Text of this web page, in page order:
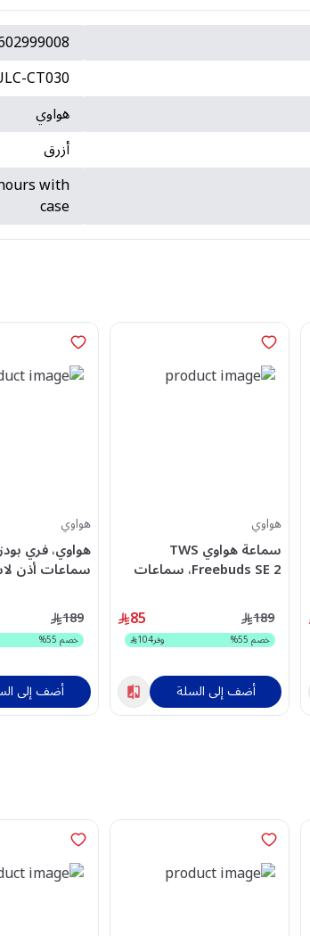
CT030
هواوي
أزرق
with
case
هواوي
سماعة هواوي TWS
Freebuds SE 2، سماعات
55036939
85 189
خصم55
% وفر104
أضف إلى السلة
هواوي
سماعات أذن
189
خصم 55
%
أضف إلى